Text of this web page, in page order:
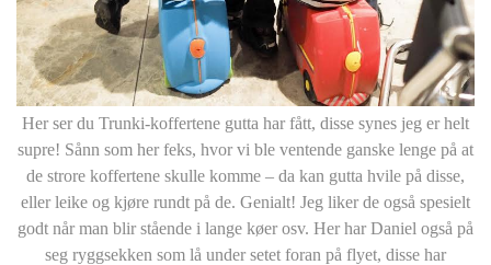
Her ser du Trunki-koffertene gutta har fått, disse synes jeg er helt
supre! Sånn som her feks, hvor vi ble ventende ganske lenge på at
de strore koffertene skulle komme – da kan gutta hvile på disse,
eller leike og kjøre rundt på de. Genialt! Jeg liker de også spesielt
godt når man blir stående i lange køer osv. Her har Daniel også på
seg ryggsekken som lå under setet foran på flyet, disse har